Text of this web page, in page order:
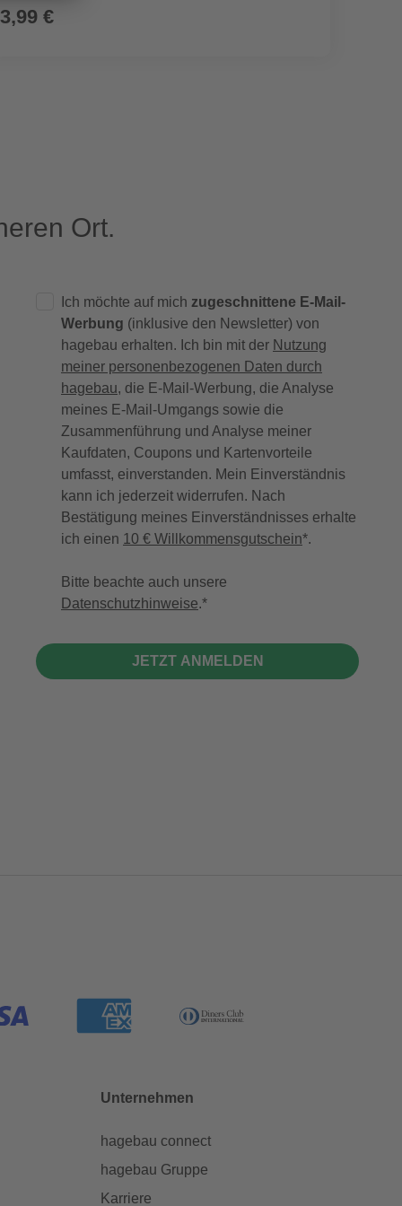
3,99 €
Ort.
Ich möchte auf mich zugeschnittene E-Mail-
Werbung (inklusive den Newsletter) von
hagebau erhalten. Ich bin mit der Nutzung
meiner personenbezogenen Daten durch
hagebau, die E-Mail-Werbung, die Analyse
meines E-Mail-Umgangs sowie die
Zusammenführung und Analyse meiner
Kaufdaten, Coupons und Kartenvorteile
umfasst, einverstanden. Mein Einverständnis
kann ich jederzeit widerrufen. Nach
Bestätigung meines Einverständnisses erhalte
ich einen 10 € Willkommensgutschein*.
Bitte beachte auch unsere
Datenschutzhinweise.
JETZT ANMELDEN
Unternehmen
hagebau connect
hagebau Gruppe
Karriere